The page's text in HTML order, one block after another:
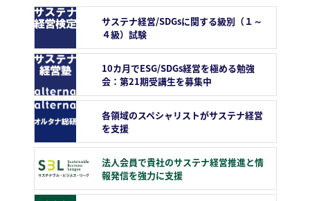
サステナ経営/SDGsに関する級別（１～
４級）試験
10カ月でESG/SDGs経営を極める勉強
会：第21期受講生を募集中
各領域のスペシャリストがサステナ経営
を支援
法人会員で貴社のサステナ経営推進と情
報発信を強力に支援